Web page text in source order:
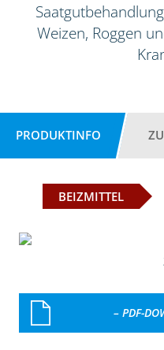
Weizen, Roggen
PRODUKTINFO
BEIZMITTEL
– PDF-